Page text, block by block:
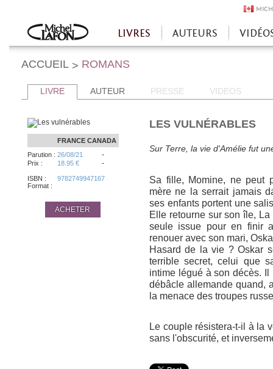
Accueil
LIVRES AUTEURS
ACCUEIL > ROMANS
LIVRE AUTEUR PRESSE VIDEOS
FRANCE CANADA
Parution : 26/08/21 -
Prix : 18.95 € -
ISBN :
9782749947167
Format :
ACHETER
LES VULNÉRABLES
Sur Terre, la vie d'Amélie fut
Sa fille, Momine, ne peut
mère ne la serrait jamais
ses enfants portent une
Elle retourne sur son île,
seule issue pour en finir
renouer avec son mari,
Hasard de la vie ? Oskar
terrible secret, celui que
intime légué à son décès.
débâcle allemande quand,
la menace des troupes
Le couple résistera-t-il à la
sans l'obscurité, et